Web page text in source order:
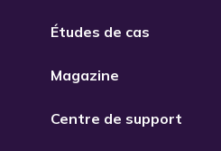
Études de cas
Magazine
Centre de support